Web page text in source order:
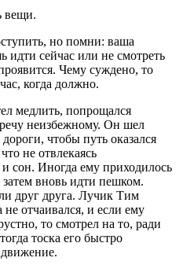
вещи.
но помни: ваша
идти сейчас или не смотреть
Чему суждено, то
когда должно.
медлить, попрощался
неизбежному. Он шел
чтобы путь оказался
не отвлекаясь
сон. Иногда ему приходилось
вновь идти пешком.
друг друга. Лучик Тим
отчаивался, и если ему
то смотрел на то, ради
тоска его быстро
движение.